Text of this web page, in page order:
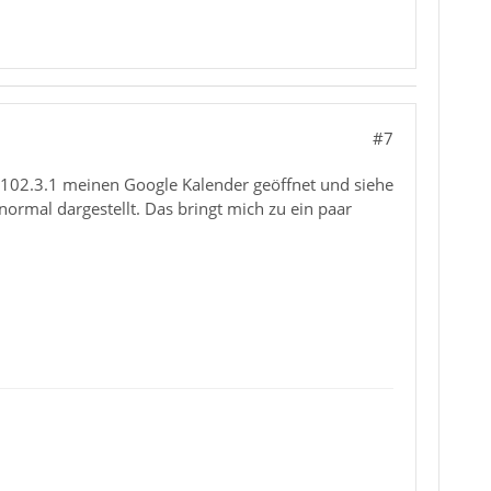
#7
meinen Google Kalender geöffnet und siehe
dargestellt. Das bringt mich zu ein paar